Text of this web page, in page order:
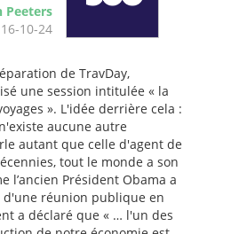
Peeters
16-10-24
de TravDay,
une session intitulée « la
». L'idée derrière cela :
aucune autre
autant que celle d'agent de
tout le monde a son
l’ancien Président Obama a
réunion publique en
a déclaré que « … l'un des